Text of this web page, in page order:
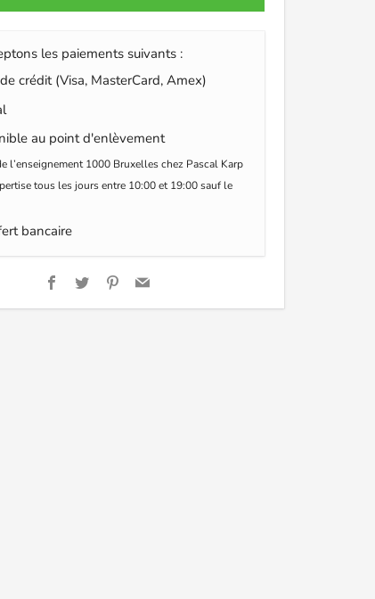
les paiements suivants :
crédit (Visa, MasterCard, Amex)
au point d'enlèvement
l’enseignement 1000 Bruxelles chez Pascal Karp
tous les jours entre 10:00 et 19:00 sauf le
bancaire
Facebook
TwitterPinterest
Email